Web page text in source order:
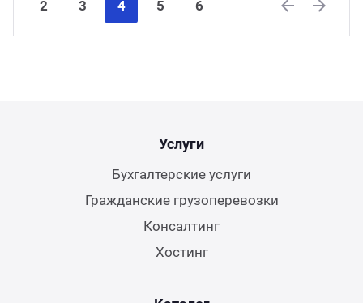
2 3 4 5
6
Услуги
Бухгалтерские услуги
Гражданские грузоперевозки
Консалтинг
Хостинг